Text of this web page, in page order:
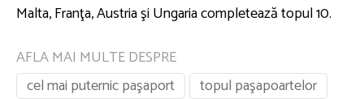
Malta, Franţa, Austria şi Ungaria completează topul 10.
AFLA MAI MULTE DESPRE
cel mai puternic paşaport
topul paşapoartelor